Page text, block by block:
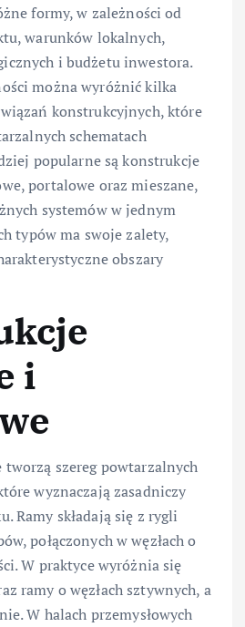
formy, w zależności od
warunków lokalnych,
i budżetu inwestora.
można wyróżnić kilka
konstrukcyjnych, które
schematach
popularne są konstrukcje
portalowe oraz mieszane,
systemów w jednym
typów ma swoje zalety,
obszary
i
szereg powtarzalnych
wyznaczają zasadniczy
Ramy składają się z rygli
połączonych w węzłach o
W praktyce wyróżnia się
ramy o węzłach sztywnych, a
W halach przemysłowych